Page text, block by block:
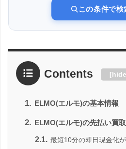
この条件で検
Contents [hide
1. ELMO(エルモ)の基本情報
2. ELMO(エルモ)の先払い買
2.1. 最短10分の即日現金化